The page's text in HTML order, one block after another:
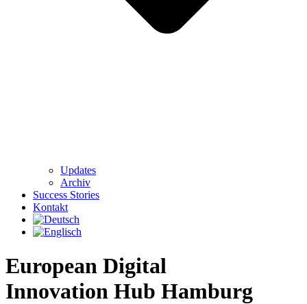
Updates
Archiv
Success Stories
Kontakt
European Digital
Innovation Hub Hamburg